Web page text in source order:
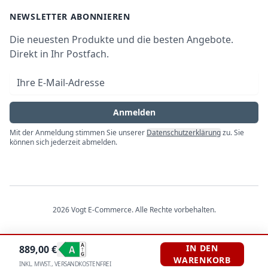
Datenschutz
Widerrufsrecht
Impressum
NEWSLETTER ABONNIEREN
Die neuesten Produkte und die besten Angebote.
Direkt in Ihr Postfach.
E-Mail-Adresse
Anmelden
Mit der Anmeldung stimmen Sie unserer Datenschutzerklärungzu. Sie
können sich jederzeit abmelden.
2026 Vogt E-Commerce. Alle Rechte vorbehalten.
889,00€
INKL. MWST., VERSANDKOSTENFREI
IN DEN
WARENKORB